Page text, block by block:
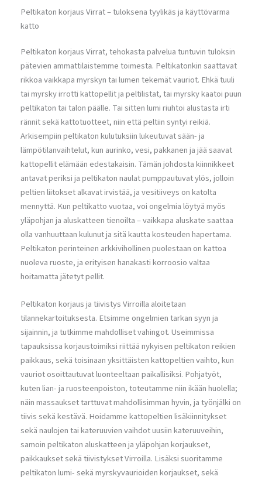
Peltikaton korjaus Virrat – tuloksena tyylikäs ja käyttövarma
katto
Peltikaton korjaus Virrat, tehokasta palvelua tuntuvin tuloksin
pätevien ammattilaistemme toimesta. Peltikatonkin saattavat
rikkoa vaikkapa myrskyn tai lumen tekemät vauriot. Ehkä tuuli
tai myrsky irrotti kattopellit ja peltilistat, tai myrsky kaatoi puun
peltikaton tai talon päälle. Tai sitten lumi riuhtoi alustasta irti
rännit sekä kattotuotteet, niin että peltiin syntyi reikiä.
Arkisempiin peltikaton kulutuksiin lukeutuvat sään- ja
lämpötilanvaihtelut, kun aurinko, vesi, pakkanen ja jää saavat
kattopellit elämään edestakaisin. Tämän johdosta kiinnikkeet
antavat periksi ja peltikaton naulat pumppautuvat ylös, jolloin
peltien liitokset alkavat irvistää, ja vesitiiveys on katolta
mennyttä. Kun peltikatto vuotaa, voi ongelmia löytyä myös
yläpohjan ja aluskatteen tienoilta – vaikkapa aluskate saattaa
olla vanhuuttaan kulunut ja sitä kautta kosteuden hapertama.
Peltikaton perinteinen arkkivihollinen puolestaan on kattoa
nuoleva ruoste, ja erityisen hanakasti korroosio valtaa
hoitamatta jätetyt pellit.
Peltikaton korjaus ja tiivistys Virroilla aloitetaan
tilannekartoituksesta. Etsimme ongelmien tarkan syyn ja
sijainnin, ja tutkimme mahdolliset vahingot. Useimmissa
tapauksissa korjaustoimiksi riittää nykyisen peltikaton reikien
paikkaus, sekä toisinaan yksittäisten kattopeltien vaihto, kun
vauriot osoittautuvat luonteeltaan paikallisiksi. Pohjatyöt,
kuten lian- ja ruosteenpoiston, toteutamme niin ikään huolella;
näin massaukset tarttuvat mahdollisimman hyvin, ja työnjälki on
tiivis sekä kestävä. Hoidamme kattopeltien lisäkiinnitykset
sekä naulojen tai kateruuvien vaihdot uusiin kateruuveihin,
samoin peltikaton aluskatteen ja yläpohjan korjaukset,
paikkaukset sekä tiivistykset Virroilla. Lisäksi suoritamme
peltikaton lumi- sekä myrskyvaurioiden korjaukset, sekä